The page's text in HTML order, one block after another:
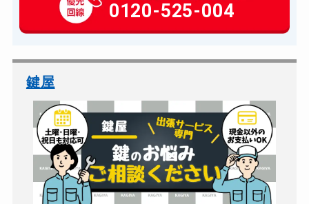
14,300円～(税込)
玄関カギ交換 14,300円～(税込)
バイクカギ開け
バイクカギ作成 16,500円～(税込)
スーツケースカギ開け 8,800円～(税込)
スーツケースカギ作成 8,800円～(税込)
金庫カギ開け 14,300円～(税込)
金庫カギ修理 11,000円～(税込)
0120-525-004
鍵屋